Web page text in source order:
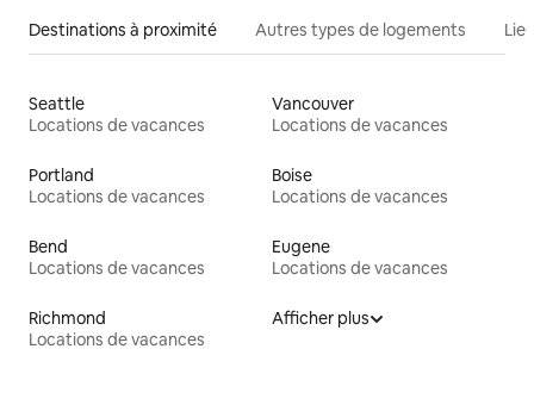
Destinations à proximité Autres types de logements
Seattle
Locations de vacances
Vancouver
Locations de vacances
Portland
Locations de vacances
Boise
Locations de vacances
Bend
Locations de vacances
Eugene
Locations de vacances
Richmond
Locations de vacances
Afficher plus